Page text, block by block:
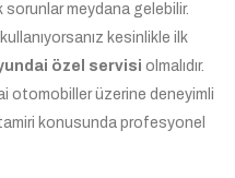
sorunlar meydana gelebilir.
kesinlikle ilk
özel servisi olmalıdır.
otomobiller üzerine deneyimli
konusunda profesyonel